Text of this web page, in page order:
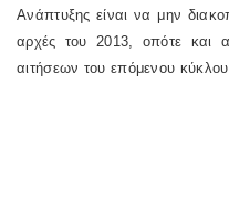
Ανάπτυξης είναι να μην
αρχές του 2013, οπότε και
αιτήσεων του επόμενου